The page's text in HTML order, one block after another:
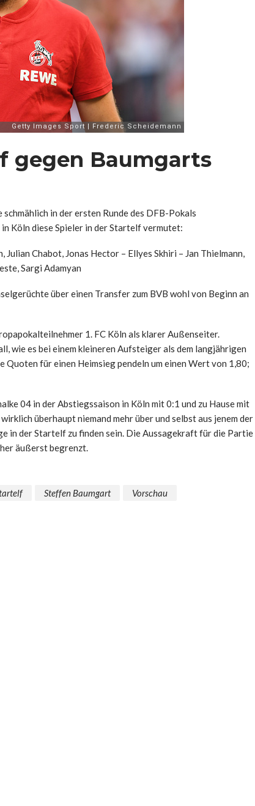
gegen Baumgarts
in der ersten Runde des DFB-Pokals
Köln diese Spieler in der Startelf vermutet:
Julian Chabot, Jonas Hector – Ellyes Skhiri – Jan Thielmann,
Sargi Adamyan
über einen Transfer zum BVB wohl von Beginn an
1. FC Köln als klarer Außenseiter.
wie es bei einem kleineren Aufsteiger als dem langjährigen
Quoten für einen Heimsieg pendeln um einen Wert von 1,80;
04 in der Abstiegssaison in Köln mit 0:1 und zu Hause mit
überhaupt niemand mehr über und selbst aus jenem der
in der Startelf zu finden sein. Die Aussagekraft für die Partie
äußerst begrenzt.
Steffen Baumgart Vorschau